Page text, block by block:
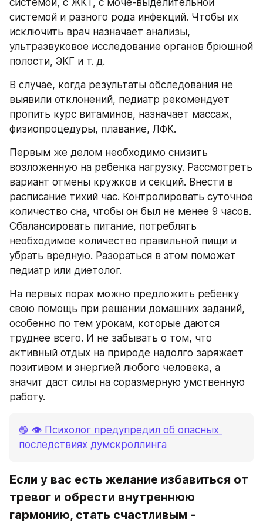
системой, с ЖКТ, с моче-выделительной
системой и разного рода инфекций. Чтобы их
исключить врач назначает анализы,
ультразвуковое исследование органов брюшной
полости, ЭКГ и т. д.
В случае, когда результаты обследования не
выявили отклонений, педиатр рекомендует
пропить курс витаминов, назначает массаж,
физиопроцедуры, плавание, ЛФК.
Первым же делом необходимо снизить
возложенную на ребенка нагрузку. Рассмотреть
вариант отмены кружков и секций. Внести в
расписание тихий час. Контролировать суточное
количество сна, чтобы он был не менее 9 часов.
Сбалансировать питание, потреблять
необходимое количество правильной пищи и
убрать вредную. Разораться в этом поможет
педиатр или диетолог.
На первых порах можно предложить ребенку
свою помощь при решении домашних заданий,
особенно по тем урокам, которые даются
труднее всего. И не забывать о том, что
активный отдых на природе надолго заряжает
позитивом и энергией любого человека, а
значит даст силы на соразмерную умственную
работу.
🟢 👁 Психолог предупредил об опасных
последствиях думскроллинга
Если у вас есть желание избавиться от
тревог и обрести внутреннюю
гармонию, стать счастливым -